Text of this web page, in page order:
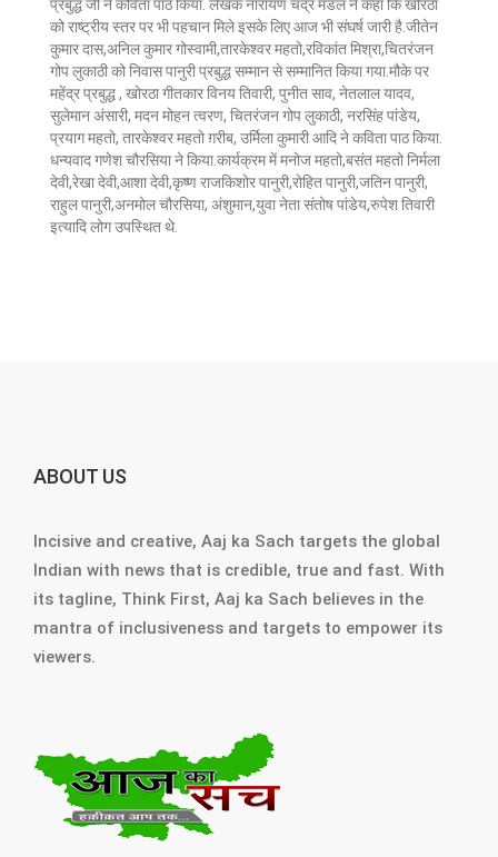
प्रबुद्ध जी ने कविता पाठ किया. लेखक नारायण चंद्र मंडल ने कहा कि खोरठा
को राष्ट्रीय स्तर पर भी पहचान मिले इसके लिए आज भी संघर्ष जारी है.जीतेन
कुमार दास,अनिल कुमार गोस्वामी,तारकेश्वर महतो,रविकांत मिश्रा,चितरंजन
गोप लुकाठी को निवास पानुरी प्रबुद्ध सम्मान से सम्मानित किया गया.मौके पर
महेंद्र प्रबुद्ध , खोरठा गीतकार विनय तिवारी, पुनीत साव, नेतलाल यादव,
सुलेमान अंसारी, मदन मोहन त्वरण, चितरंजन गोप लुकाठी, नरसिंह पांडेय,
प्रयाग महतो, तारकेश्वर महतो ग़रीब, उर्मिला कुमारी आदि ने कविता पाठ किया.
धन्यवाद गणेश चौरसिया ने किया.कार्यक्रम में मनोज महतो,बसंत महतो निर्मला
देवी,रेखा देवी,आशा देवी,कृष्ण राजकिशोर पानुरी,रोहित पानुरी,जतिन पानुरी,
राहुल पानुरी,अनमोल चौरसिया, अंशुमान,युवा नेता संतोष पांडेय,रुपेश तिवारी
इत्यादि लोग उपस्थित थे.
ABOUT US
Incisive and creative, Aaj ka Sach targets the global
Indian with news that is credible, true and fast. With
its tagline, Think First, Aaj ka Sach believes in the
mantra of inclusiveness and targets to empower its
viewers.